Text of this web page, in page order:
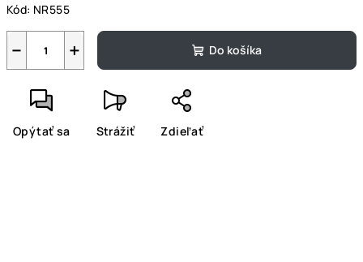
Kód: NR555
+
− Do košíka
Opýtať sa Strážiť Zdieľať